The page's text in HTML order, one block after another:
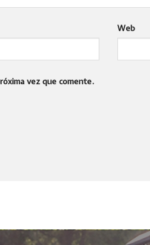
Web
vez que comente.